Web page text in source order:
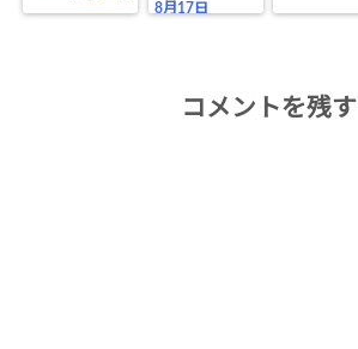
8月17日
コメントを残す